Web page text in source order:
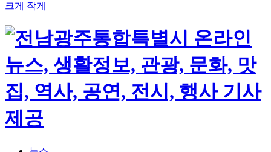
크게 작게